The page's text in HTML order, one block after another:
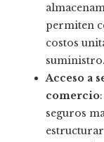
permiten
costos
suministro.
Acceso a
comercio
seguros